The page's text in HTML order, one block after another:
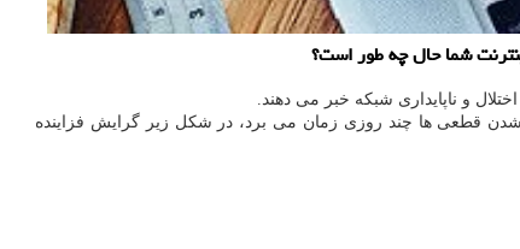
شما حال چه طور است؟
و ناپایداری شبکه خبر می دهند.
قطعی ها چند روزی زمان می برد، در شکل زیر گرایش فزاینده